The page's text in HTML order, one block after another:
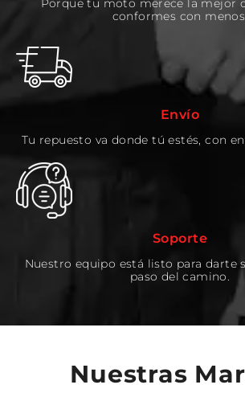
Porque tu moto merece la mejor
conformes con
Envío
Tu repuesto va donde tú estés, con
Soporte
Nuestro equipo está listo para darte
paso del camino.
Nuestras